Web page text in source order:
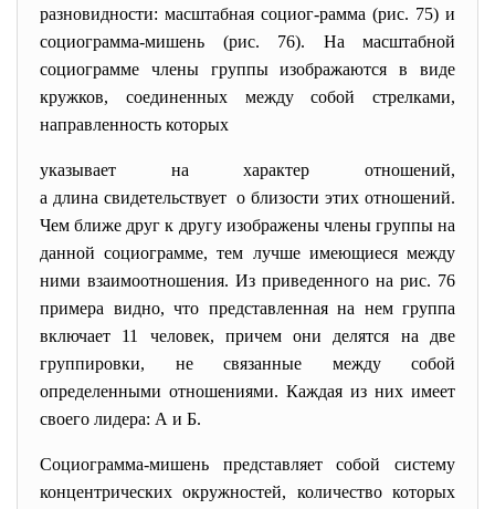
разновидности: масштабная социог-рамма (рис. 75) и
социограмма-мишень (рис. 76). На масштабной
социограмме члены группы изображаются в виде
кружков, соединенных между собой стрелками,
направленность которых
указывает на характер отношений,
а длина свидетельствует о близости этих отношений.
Чем ближе друг к другу изображены члены группы на
данной социограмме, тем лучше имеющиеся между
ними взаимоотношения. Из приведенного на рис. 76
примера видно, что представленная на нем группа
включает 11 человек, причем они делятся на две
группировки, не связанные между собой
определенными отношениями. Каждая из них имеет
своего лидера: А и Б.
Социограмма-мишень представляет собой систему
концентрических окружностей, количество которых